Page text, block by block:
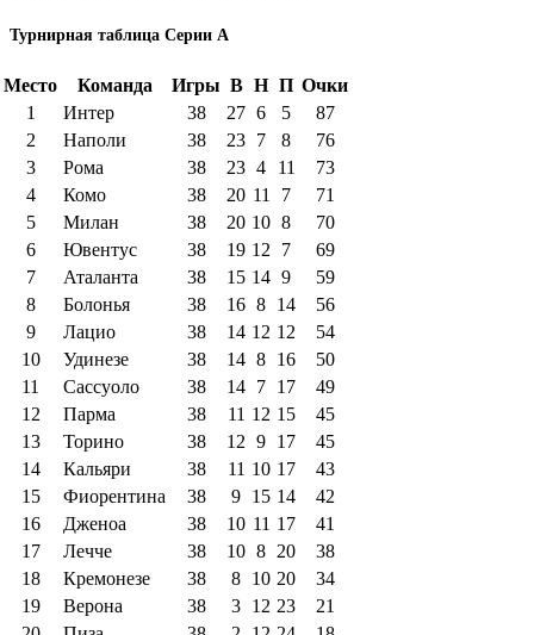
Турнирная таблица Серии А
Место Команда Игры В Н П Очки
1
Интер 38 27 6 5
87
2
Наполи 38 23 7 8
76
3
Рома 38 23 4 11
73
4
Комо 38 20 11 7
71
5
Милан 38 20 10 8
70
6
Ювентус 38 19 12 7
69
7
Аталанта 38 15 14 9
59
8
Болонья 38 16 8 14
56
9
Лацио 38 14 12 12
54
10
Удинезе 38 14 8 16
50
11
Сассуоло 38 14 7 17
49
12
Парма 38 11 12 15
45
13
Торино 38 12 9 17
45
14
Кальяри 38 11 10 17
43
15
Фиорентина 38 9 15 14
42
16
Дженоа 38 10 11 17
41
17
Лечче 38 10 8 20
38
18
Кремонезе 38 8 10 20
34
19
Верона 38 3 12 23
21